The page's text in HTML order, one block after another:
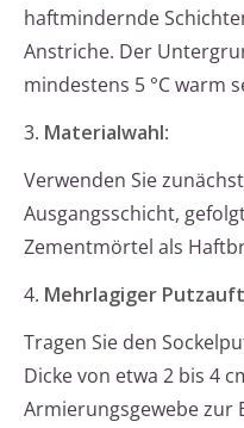
haftmindernde
Anstriche. Der
mindestens 5 °C warm
3. Materialwahl:
Verwenden Sie
Ausgangsschicht,
Zementmörtel als
4. Mehrlagiger
Tragen Sie den
Dicke von etwa 2 bis 4
Armierungsgewebe zur